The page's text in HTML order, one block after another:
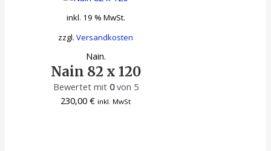
inkl. 19 % MwSt.
zzgl.Versandkosten
Nain.
Nain 82 x 120
Bewertet mit 0von 5
230,00€ inkl. MwSt